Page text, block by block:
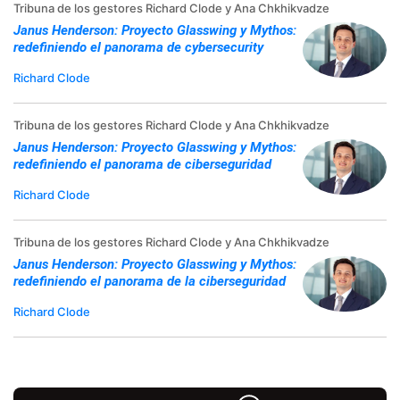
Tribuna de los gestores Richard Clode y Ana Chkhikvadze
Janus Henderson: Proyecto Glasswing y Mythos:
redefiniendo el panorama de cybersecurity
Richard Clode
Tribuna de los gestores Richard Clode y Ana Chkhikvadze
Janus Henderson: Proyecto Glasswing y Mythos:
redefiniendo el panorama de ciberseguridad
Richard Clode
Tribuna de los gestores Richard Clode y Ana Chkhikvadze
Janus Henderson: Proyecto Glasswing y Mythos:
redefiniendo el panorama de la ciberseguridad
Richard Clode